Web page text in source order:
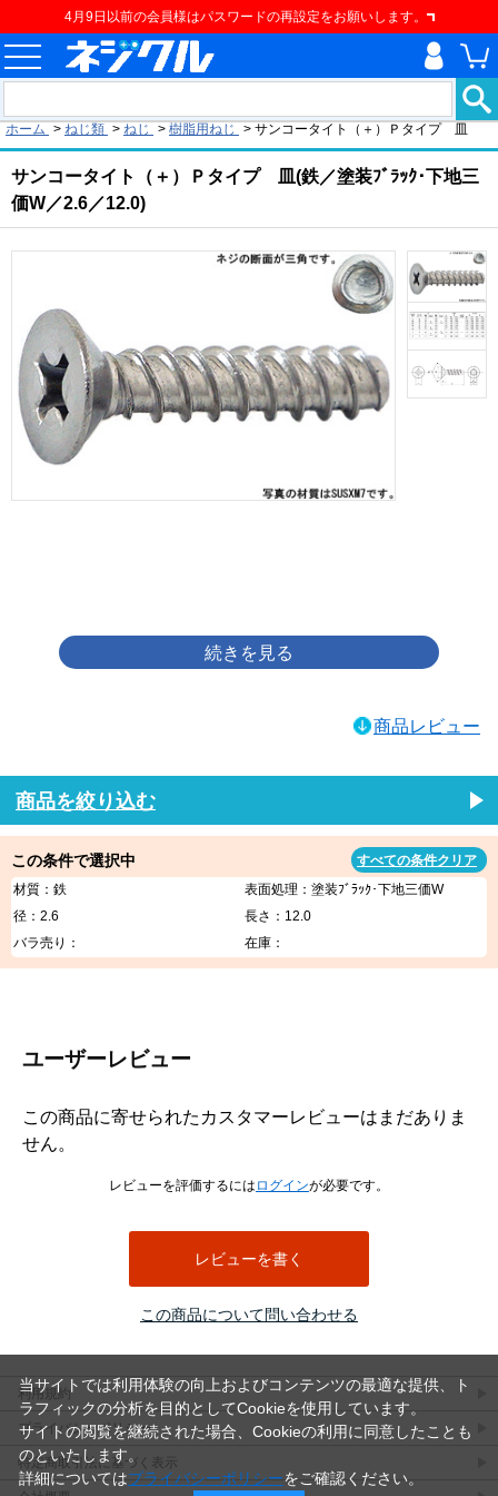
4月9日以前の会員様はパスワードの再設定をお願いします。
ホーム > ねじ類 > ねじ > 樹脂用ねじ > サンコータイト（＋）Ｐタイプ 皿
サンコータイト（＋）Ｐタイプ 皿(鉄／塗装ﾌﾞﾗｯｸ･下地三
価W／2.6／12.0)
商品レビュー
この商品について問い合わせる
商品を絞り込む
この条件で選択中
すべての条件クリア
材質：鉄
表面処理：塗装ﾌﾞﾗｯｸ･下地三価W
径：2.6
長さ：12.0
バラ売り：
在庫：
ユーザーレビュー
この商品に寄せられたカスタマーレビューはまだありま
せん。
レビューを評価するには ログインが必要です。
レビューを書く
利用規約
プライバシーポリシー
特定商取引法に基づく表示
当サイトでは利用体験の向上およびコンテンツの最適な提供、ト
ラフィックの分析を目的としてCookieを使用しています。
サイトの閲覧を継続された場合、Cookieの利用に同意したことも
のといたします。
詳細についてはプライバシーポリシーをご確認ください。